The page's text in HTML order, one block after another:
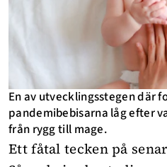
En av utvecklingsstegen där
pandemibebisarna låg efter
från rygg till mage.
Ett fåtal tecken på